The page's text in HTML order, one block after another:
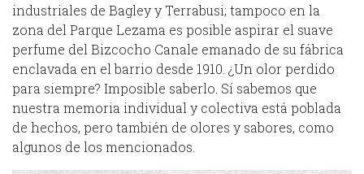
industriales de Bagley y Terrabusi; tampoco en la
zona del Parque Lezama es posible aspirar el suave
perfume del Bizcocho Canale emanado de su fábrica
enclavada en el barrio desde 1910. ¿Un olor perdido
para siempre? Imposible saberlo. Sí sabemos que
nuestra memoria individual y colectiva está poblada
de hechos, pero también de olores y sabores, como
algunos de los mencionados.